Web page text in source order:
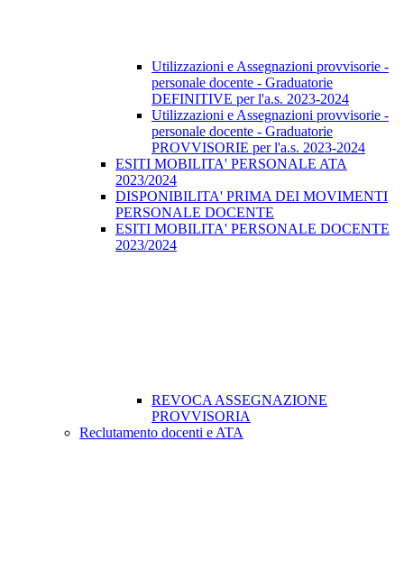
Utilizzazioni e Assegnazioni provvisorie -
personale docente - Graduatorie
DEFINITIVE per l'a.s. 2023-2024
Utilizzazioni e Assegnazioni provvisorie -
personale docente - Graduatorie
PROVVISORIE per l'a.s. 2023-2024
ESITI MOBILITA' PERSONALE ATA
2023/2024
DISPONIBILITA' PRIMA DEI MOVIMENTI
PERSONALE DOCENTE
ESITI MOBILITA' PERSONALE DOCENTE
2023/2024
REVOCA ASSEGNAZIONE
PROVVISORIA
Reclutamento docenti e ATA